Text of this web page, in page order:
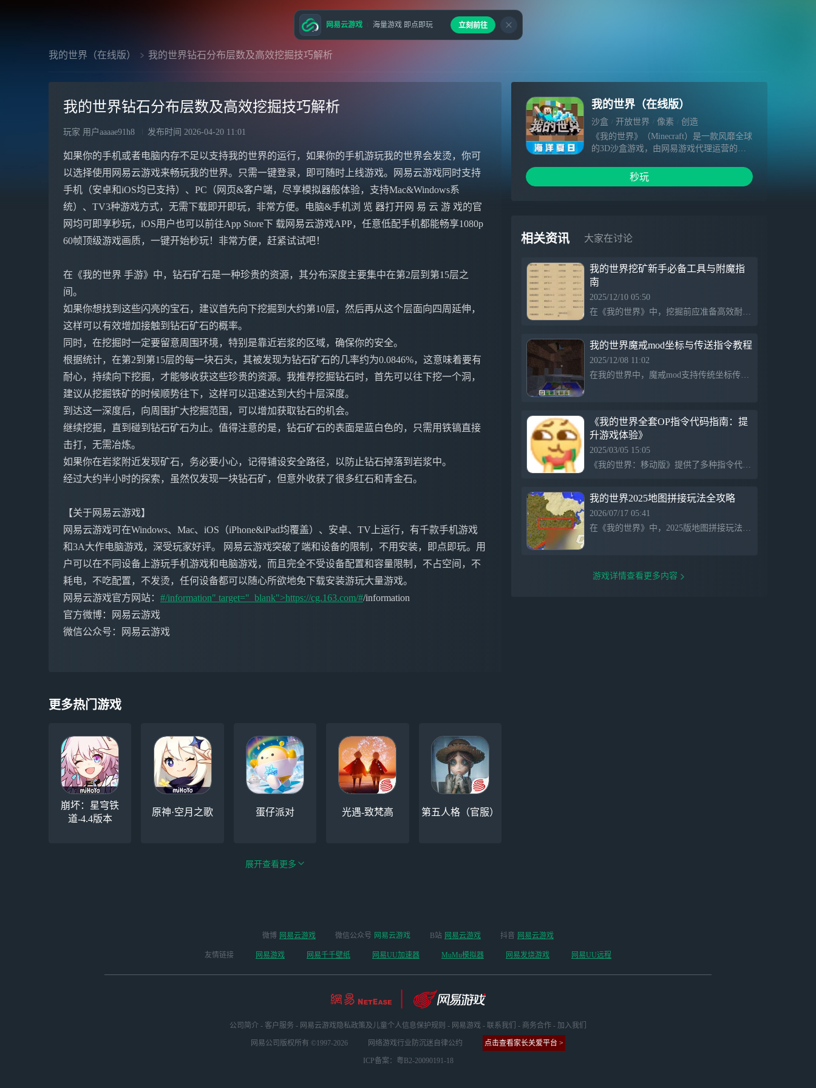
我的世界（在线版） 我的世界钻石分布层数及高效挖掘技巧解析
我的世界钻石分布层数及高效挖掘技巧解析
玩家 用户aaaae91h8 发布时间 2026-04-20 11:01
如果你的手机或者电脑内存不足以支持我的世界的运行，如果你的手机游玩我的世界会发烫，你可
以选择使用网易云游戏来畅玩我的世界。只需一键登录，即可随时上线游戏。网易云游戏同时支持
手机（安卓和iOS均已支持）、PC（网页&客户端，尽享模拟器般体验，支持Mac&Windows系
统）、TV3种游戏方式，无需下载即开即玩，非常方便。电脑&手机浏 览 器打开网 易 云 游 戏的官
网均可即享秒玩，iOS用户也可以前往App Store下 载网易云游戏APP，任意低配手机都能畅享1080p
60帧顶级游戏画质，一键开始秒玩！非常方便，赶紧试试吧！
在《我的世界 手游》中，钻石矿石是一种珍贵的资源，其分布深度主要集中在第2层到第15层之
间。
如果你想找到这些闪亮的宝石，建议首先向下挖掘到大约第10层，然后再从这个层面向四周延伸，
这样可以有效增加接触到钻石矿石的概率。
同时，在挖掘时一定要留意周围环境，特别是靠近岩浆的区域，确保你的安全。
根据统计，在第2到第15层的每一块石头，其被发现为钻石矿石的几率约为0.0846%，这意味着要有
耐心，持续向下挖掘，才能够收获这些珍贵的资源。我推荐挖掘钻石时，首先可以往下挖一个洞，
建议从挖掘铁矿的时候顺势往下，这样可以迅速达到大约十层深度。
到达这一深度后，向周围扩大挖掘范围，可以增加获取钻石的机会。
继续挖掘，直到碰到钻石矿石为止。值得注意的是，钻石矿石的表面是蓝白色的，只需用铁镐直接
击打，无需冶炼。
如果你在岩浆附近发现矿石，务必要小心，记得铺设安全路径，以防止钻石掉落到岩浆中。
经过大约半小时的探索，虽然仅发现一块钻石矿，但意外收获了很多红石和青金石。
【关于网易云游戏】
网易云游戏可在Windows、Mac、iOS（iPhone&iPad均覆盖）、安卓、TV上运行，有千款手机游戏
和3A大作电脑游戏，深受玩家好评。 网易云游戏突破了端和设备的限制，不用安装，即点即玩。用
户可以在不同设备上游玩手机游戏和电脑游戏，而且完全不受设备配置和容量限制，不占空间，不
耗电，不吃配置，不发烫，任何设备都可以随心所欲地免下载安装游玩大量游戏。
网易云游戏官方网站： #/information" target="_blank">https://cg.163.com/#/information
官方微博：网易云游戏
微信公众号：网易云游戏
我的世界（在线版）
沙盒 开放世界 像素
创造
《我的世界》（Minecraft）是一款风靡全球
的3D沙盒游戏，由网易游戏代理运营的中
的免费下载。
凭借开放自由的游戏世界、超乎想象的游戏
迹。加载丰富的组件资源，更能够自由定制
自己的游戏世界，开启任意你想要的玩法。
秒玩
相关资讯 大家在讨论
我的世界挖矿新手必备工具与附魔指
南
2025/12/10 05:50
在《我的世界》中，挖掘前应准备高效耐用的工具如钻石镐，并通过附魔提升效率、耐久、时运等性能。防具建议选择高耐久和护甲值，搭配盾牌和弓箭以应对怪物袭击，补给品包括水桶、食物和火把，确保生存和探索的安全与效率。
我的世界魔戒mod坐标与传送指令教程
2025/12/08 11:02
在我的世界中，魔戒mod支持传统坐标传送，可通过F3查看坐标，使用“/tpxyz”指令实现精准传送，注意参数间空格。跨玩家传送可用“/tp[玩家名]”，多玩家协助“/tp[玩家1][玩家2]”，高级用法保持朝向。跨维度传送需标注维度（如nether、overworld），确保目标地点安全，系统会自动调整到可行位置。
《我的世界全套OP指令代码指南：提
升游戏体验》
2025/03/05 15:05
《我的世界：移动版》提供了多种指令代码，玩家可以通过输入这些指令迅速获得所需物品或效果。例如，/gamemode 1可切换到创造模式，/spawn 和 /tpall 使玩家能够控制其他玩家的位置。指令还包括禁物品、杀怪、调整天气和时间等功能，同时支持账号注册与登录。总之，这些指令极大丰富了游戏体验，为玩家提供了更多的自由度和控制力。
我的世界2025地图拼接玩法全攻略
2026/07/17 05:41
在《我的世界》中，2025版地图拼接玩法受到玩家喜爱。玩家需准备足够的空白地图，通过探索更新信息后，再选择拼接区域并规划顺序。使用辅助工具如标记和测量工具，可以提高拼接的准确性。手动拼接时，需仔细比对相邻地图的边缘，调整位置以确保完美衔接。多次尝试后，玩家将能熟练掌握拼接技巧。
游戏详情查看更多内容
更多热门游戏
崩坏：星穹铁
道-4.4版本
原神·空月之歌 蛋仔派对 光遇-致梵高 第五人格（官服）
逆水寒手游（全新
版本开启 ）
云手机 阴阳师
展开查看更多
网易云游戏 海量游戏 即点即玩 立刻前往
微博 网易云游戏 微信公众号 网易云游戏 B站 网易云游戏 抖音 网易云游戏
友情链接 网易游戏 网易千千壁纸 网易UU加速器 MuMu模拟器 网易发烧游戏 网易UU远程
公司简介 - 客户服务 - 网易云游戏隐私政策及儿童个人信息保护规则 - 网易游戏 - 联系我们 - 商务合作 - 加入我们
网易公司版权所有 ©1997-2026 网络游戏行业防沉迷自律公约 点击查看家长关爱平台 >
ICP备案：粤B2-20090191-18